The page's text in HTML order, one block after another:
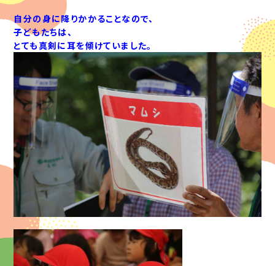
自分の身に降りかかることなので、
子どもたちは、
とても真剣に耳を傾けていました。